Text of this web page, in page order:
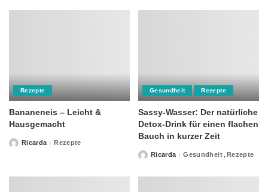
Rezepte
Bananeneis – Leicht &
Hausgemacht
PostedRicarda Rezepte
Gesundheit Rezepte
Sassy-Wasser: Der natürliche
Detox-Drink für einen flachen
Bauch in kurzer Zeit
PostedRicarda Gesundheit Rezepte